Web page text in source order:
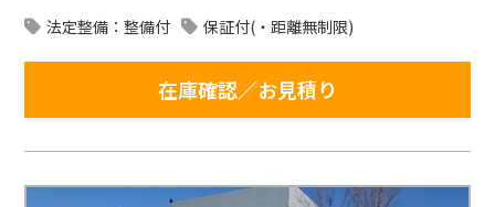
法定整備：整備付 保証付(・距離無制限)
在庫確認／お見積り